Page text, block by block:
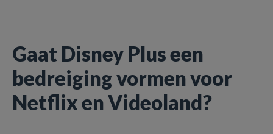
Gaat Disney Plus een
bedreiging vormen voor
Netflix en Videoland?